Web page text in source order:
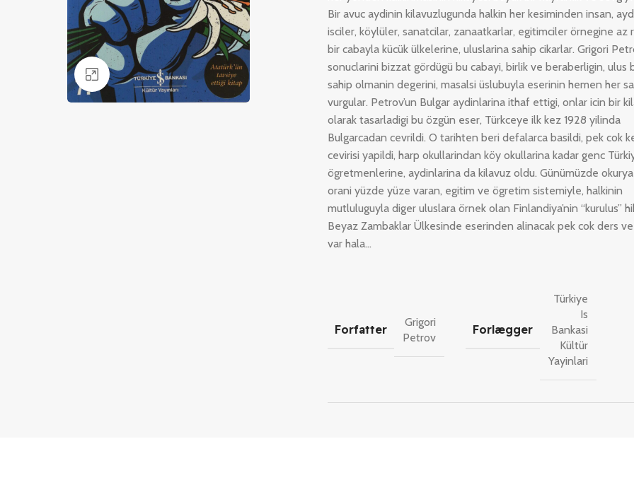
Klik for at forstørre
Bir avuc aydinin kilavuzlugunda halkin her kesiminden insan,
isciler, köylüler, sanatcilar, zanaatkarlar, egitimciler örnegine az
bir cabayla kücük ülkelerine, uluslarina sahip cikarlar. Grigori
sonuclarini bizzat gördügü bu cabayi, birlik ve beraberligin, ulus
sahip olmanin degerini, masalsi üslubuyla eserinin hemen her
vurgular. Petrov’un Bulgar aydinlarina ithaf ettigi, onlar icin bir
olarak tasarladigi bu özgün eser, Türkceye ilk kez 1928 yilinda
Bulgarcadan cevrildi. O tarihten beri defalarca basildi, pek cok
cevirisi yapildi, harp okullarindan köy okullarina kadar genc
ögretmenlerine, aydinlarina da kilavuz oldu. Günümüzde
orani yüzde yüze varan, egitim ve ögretim sistemiyle, halkinin
mutluluguyla diger uluslara örnek olan Finlandiya’nin “kurulus”
Beyaz Zambaklar Ülkesinde eserinden alinacak pek cok ders
var hala…
Forfatter
Grigori
Petrov
Forlægger
Türkiye
Is
Bankasi
Kültür
Yayinlari